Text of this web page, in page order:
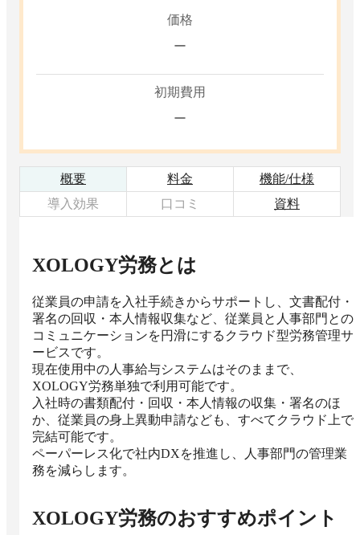
価格
ー
初期費用
ー
概要 料金
機能/仕様
導入効果
口コミ 資料
XOLOGY労務とは
従業員の申請を入社手続きからサポートし、文書配付・
署名の回収・本人情報収集など、従業員と人事部門との
コミュニケーションを円滑にするクラウド型労務管理サ
ービスです。
現在使用中の人事給与システムはそのままで、
XOLOGY労務単独で利用可能です。
入社時の書類配付・回収・本人情報の収集・署名のほ
か、従業員の身上異動申請なども、すべてクラウド上で
完結可能です。
ペーパーレス化で社内DXを推進し、人事部門の管理業
務を減らします。
XOLOGY労務のおすすめポイント